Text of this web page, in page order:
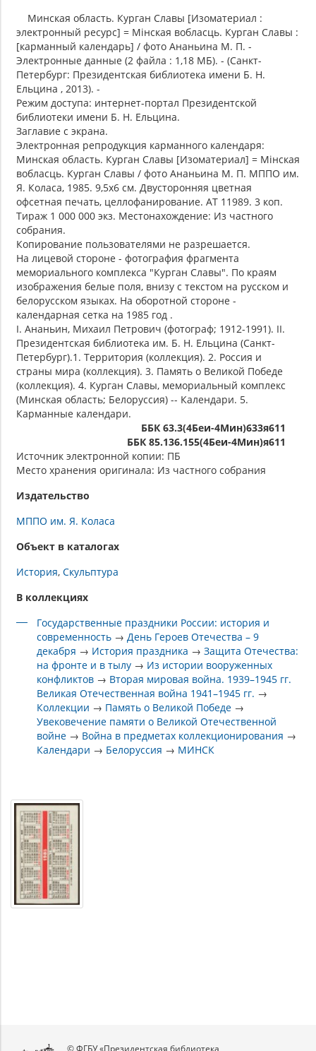
Минская область. Курган Славы [Изоматериал :
электронный ресурс] = Мiнская вобласць. Курган Славы :
[карманный календарь] / фото Ананьина М. П. -
Электронные данные (2 файла : 1,18 МБ). - (Санкт-
Петербург: Президентская библиотека имени Б. Н.
Ельцина , 2013). -
Режим доступа: интернет-портал Президентской
библиотеки имени Б. Н. Ельцина.
Заглавие с экрана.
Электронная репродукция карманного календаря:
Минская область. Курган Славы [Изоматериал] = Мiнская
вобласць. Курган Славы / фото Ананьина М. П. МППО им.
Я. Коласа, 1985. 9,5х6 см. Двусторонняя цветная
офсетная печать, целлофанирование. АТ 11989. 3 коп.
Тираж 1 000 000 экз. Местонахождение: Из частного
собрания.
Копирование пользователями не разрешается.
На лицевой стороне - фотография фрагмента
мемориального комплекса "Курган Славы". По краям
изображения белые поля, внизу с текстом на русском и
белорусском языках. На оборотной стороне -
календарная сетка на 1985 год .
I. Ананьин, Михаил Петрович (фотограф; 1912-1991). II.
Президентская библиотека им. Б. Н. Ельцина (Санкт-
Петербург).1. Территория (коллекция). 2. Россия и
страны мира (коллекция). 3. Память о Великой Победе
(коллекция). 4. Курган Славы, мемориальный комплекс
(Минская область; Белоруссия) -- Календари. 5.
Карманные календари.
ББК 63.3(4Беи-4Мин)633я611
ББК 85.136.155(4Беи-4Мин)я611
Источник электронной копии: ПБ
Место хранения оригинала: Из частного собрания
Издательство
МППО им. Я. Коласа
Объект в каталогах
История Скульптура
В коллекциях
Государственные праздники России: история и
современность → День Героев Отечества – 9
декабря → История праздника →Защита Отечества:
на фронте и в тылу → Из истории вооруженных
конфликтов → Вторая мировая война. 1939–1945 гг.
Великая Отечественная война 1941–1945 гг. →
Коллекции → Память о Великой Победе →
Увековечение памяти о Великой Отечественной
войне → Война в предметах коллекционирования →
Календари → Белоруссия → МИНСК
© ФГБУ «Президентская библиотека